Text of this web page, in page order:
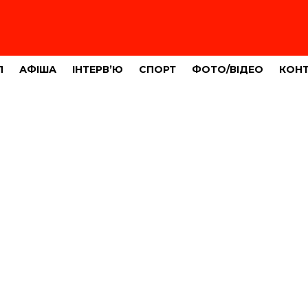
АФІША ІНТЕРВ’Ю СПОРТ ФОТО/ВІДЕО